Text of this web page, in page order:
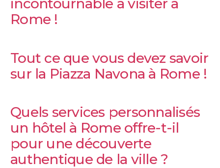
incontournable à visiter à
Rome !
Tout ce que vous devez savoir
sur la Piazza Navona à Rome !
Quels services personnalisés
un hôtel à Rome offre-t-il
pour une découverte
authentique de la ville ?